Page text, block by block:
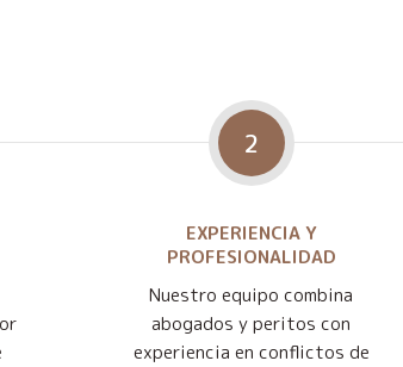
2
EXPERIENCIA Y
PROFESIONALIDAD
Nuestro equipo combina
abogados y peritos con
experiencia en conflictos de